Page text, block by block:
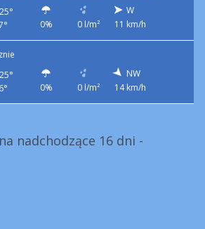
25°
0% 0 l/m²
W
11 km/h
25°
0% 0 l/m²
NW
14 km/h
nadchodzące 16 dni -